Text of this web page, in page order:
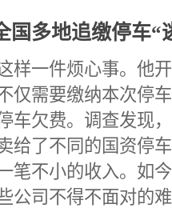
国多地追缴停车“
样一件烦心事。他
仅需要缴纳本次停
车欠费。调查发现
给了不同的国资停
笔不小的收入。如
公司不得不面对的